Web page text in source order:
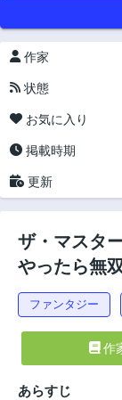
作家
状態
お気に入り
掲載時期
更新
ザ・マスタ
やったら無
ファンタジー
作
あらすじ